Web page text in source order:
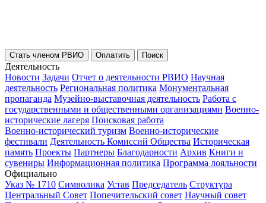
Стать членом РВИО Оплатить Поиск
Деятельность
Новости Задачи Отчет о деятельности РВИО Научная
деятельность Региональная политика Монументальная
пропаганда Музейно-выставочная деятельность Работа с
государственными и общественными организациями Военно-
исторические лагеря Поисковая работа
Военно-исторический туризм Военно-исторические
фестивали Деятельность Комиссий Общества Историческая
память Проекты Партнеры Благодарности Архив Книги и
сувениры Информационная политика Программа лояльности
Официально
Указ № 1710 Символика Устав Председатель Структура
Центральный Совет Попечительский совет Научный совет